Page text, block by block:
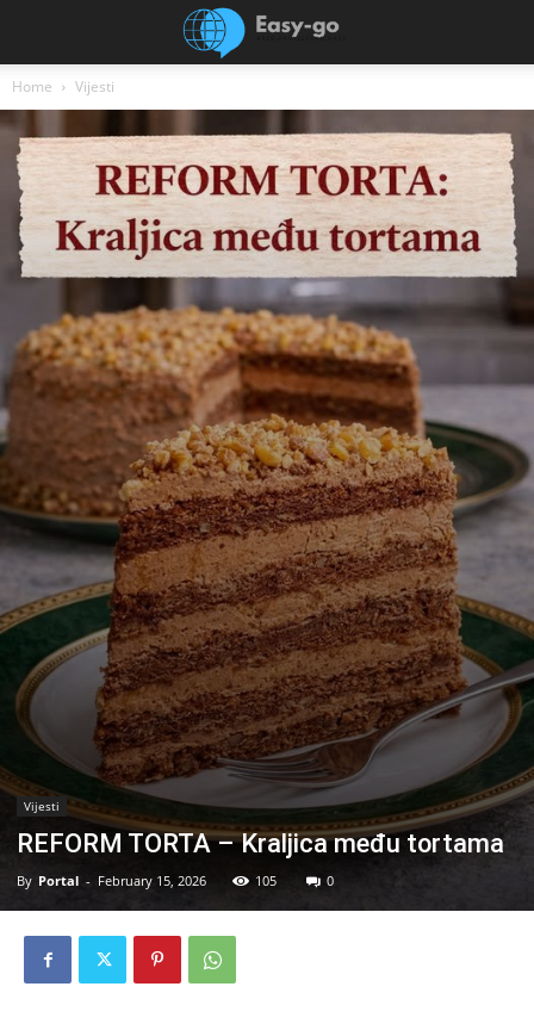
Home Vijesti
Vijesti
REFORM TORTA – Kraljica među tortama
By Portal - February 15, 2026 105 0